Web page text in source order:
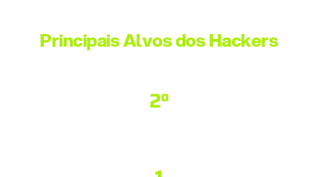
Principais Alvos dos Hackers
2º